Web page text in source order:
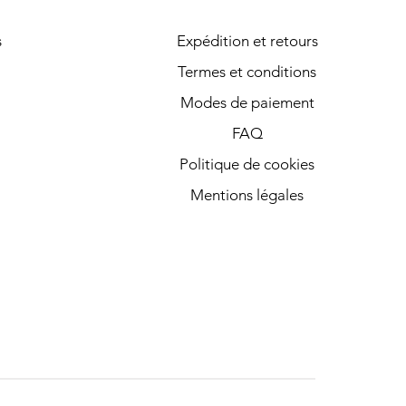
Expédition et retours
Termes et conditions
Modes de paiement
FAQ
Politique de cookies
Mentions légales